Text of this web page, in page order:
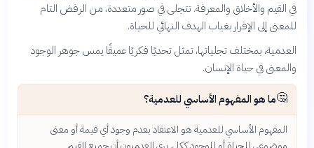
في القيم والأخلاق والمعرفة. تتجلى في صور متعددة، من الرفض التام
للمعنى إلى الإقرار بغياب الهدف النهائي للحياة.
العدمية، بمختلف تجلياتها، تمثل تحديًا فكريًا عميقًا يمس جوهر الوجود
والمعنى في حياة الإنسان.
🤔ما هو المفهوم الأساسي للعدمية؟
المفهوم الأساسي للعدمية هو الاعتقاد بعدم وجود أي قيمة أو معنى